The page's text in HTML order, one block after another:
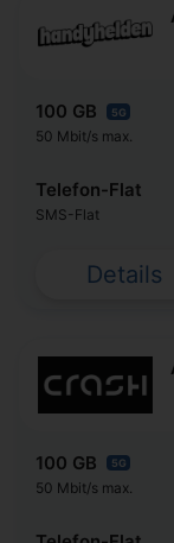
100 GB 5G
50 Mbit/s max.
Telefon-Flat
SMS-Flat
Details
100 GB 5G
50 Mbit/s max.